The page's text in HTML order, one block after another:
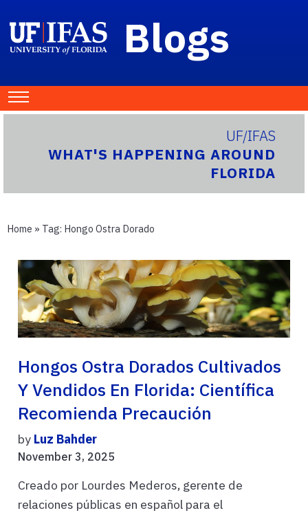
Blogs
UF/IFAS
WHAT'S HAPPENING AROUND
FLORIDA
Home » Tag: Hongo Ostra Dorado
Hongos Ostra Dorados Cultivados
Y Vendidos En Florida: Científica
Recomienda Precaución
by Luz Bahder
November 3, 2025
Creado por Lourdes Mederos, gerente de
relaciones públicas en español para el